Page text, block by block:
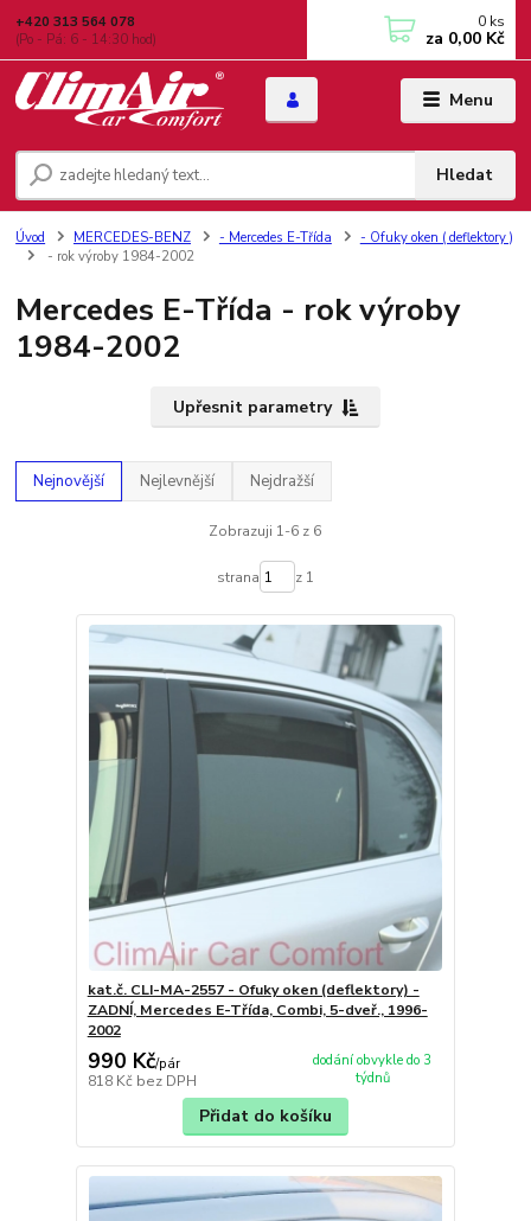
Menu
Hledat
+420 313 564 078
(Po - Pá: 6 - 14:30 hod)
0 ks
za 0,00 Kč
Úvod MERCEDES-BENZ - Mercedes E-Třída
- Ofuky oken ( deflektory )
- rok výroby 1984-2002
Mercedes E-Třída - rok výroby
1984-2002
Upřesnit parametry
Nejnovější Nejlevnější Nejdražší
Zobrazuji 1-6 z 6
strana z 1
kat.č. CLI-MA-2557 - Ofuky oken (deflektory) -
ZADNÍ, Mercedes E-Třída, Combi, 5-dveř., 1996-
2002
990 Kč/pár
818 Kč bez DPH
dodání obvykle do 3
týdnů
Přidat do košíku